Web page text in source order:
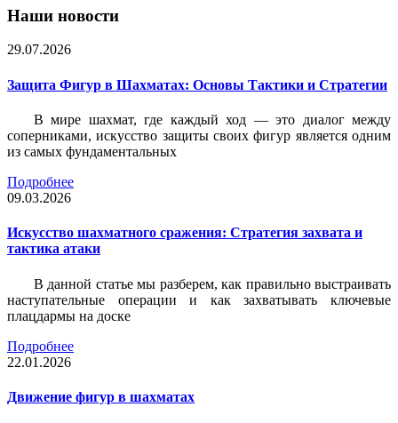
Наши новости
29.07.2026
Защита Фигур в Шахматах: Основы Тактики и Стратегии
В мире шахмат, где каждый ход — это диалог между
соперниками, искусство защиты своих фигур является одним
из самых фундаментальных
Подробнее
09.03.2026
Искусство шахматного сражения: Стратегия захвата и
тактика атаки
В данной статье мы разберем, как правильно выстраивать
наступательные операции и как захватывать ключевые
плацдармы на доске
Подробнее
22.01.2026
Движение фигур в шахматах